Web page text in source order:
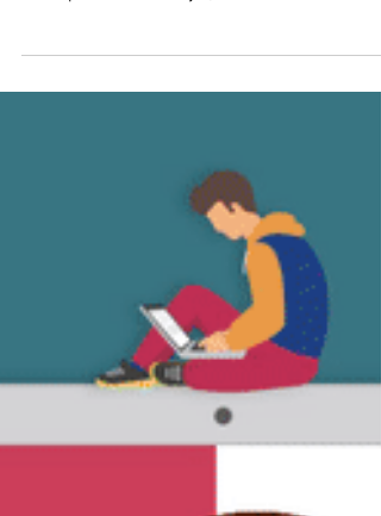
la celebración de Navidad y Fin de Año en